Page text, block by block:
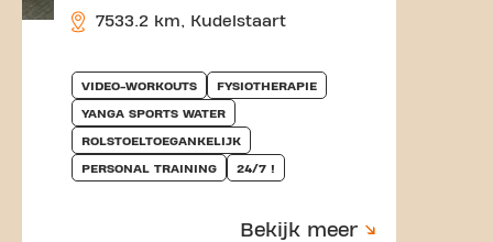
7533.2 km, Kudelstaart
VIDEO-WORKOUTS FYSIOTHERAPIE
YANGA SPORTS WATER
ROLSTOELTOEGANKELIJK
PERSONAL TRAINING 24/7 !
Bekijk meer